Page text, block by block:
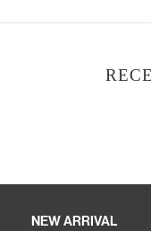
NEW ARRIVAL